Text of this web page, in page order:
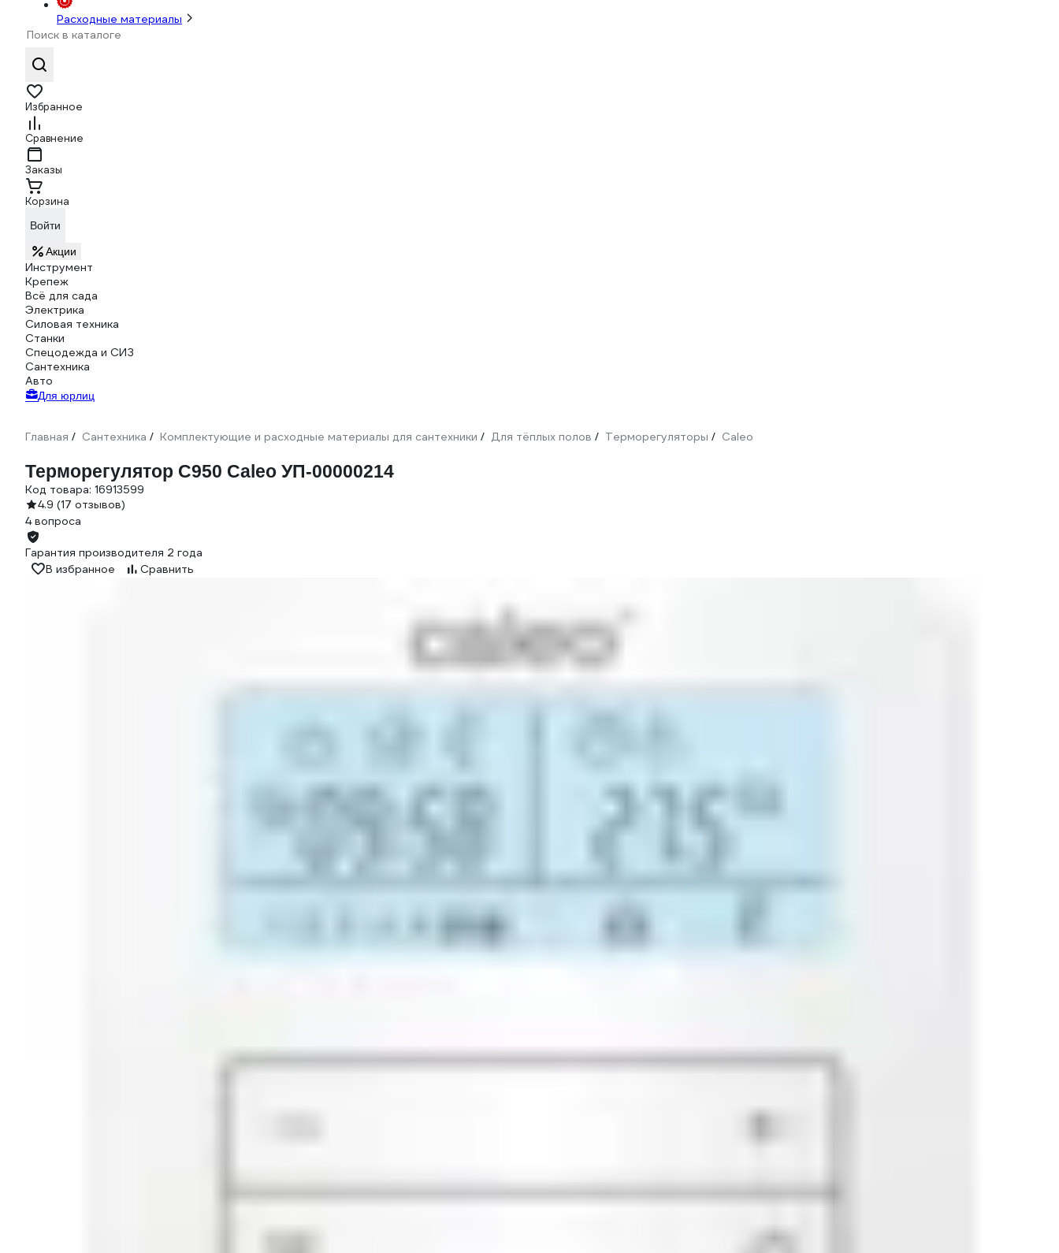
Расходные материалы
Избранное
Сравнение
Заказы
Корзина
Войти
Акции
Инструмент
Крепеж
Всё для сада
Электрика
Силовая техника
Станки
Спецодежда и СИЗ
Сантехника
Авто
Для юрлиц
Главная / Сантехника / Комплектующие и расходные материалы для сантехники / Для тёплых полов / Терморегуляторы / Caleo
Терморегулятор C950 Caleo УП-00000214
Код товара: 16913599
4.9 (17 отзывов)
4 вопроса
Гарантия производителя 2 года
В избранное
Сравнить